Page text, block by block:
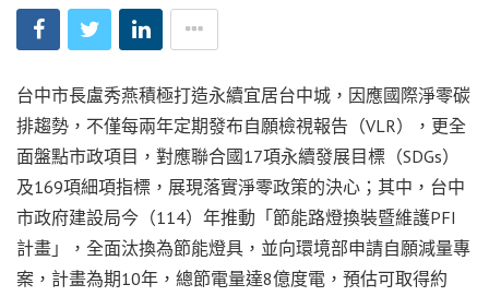
台中市長盧秀燕積極打造永續宜居台中城，因應國際淨零碳
排趨勢，不僅每兩年定期發布自願檢視報告（VLR），更全
面盤點市政項目，對應聯合國17項永續發展目標（SDGs）
及169項細項指標，展現落實淨零政策的決心；其中，台中
市政府建設局今（114）年推動「節能路燈換裝暨維護PFI
計畫」，全面汰換為節能燈具，並向環境部申請自願減量專
案，計畫為期10年，總節電量達8億度電，預估可取得約